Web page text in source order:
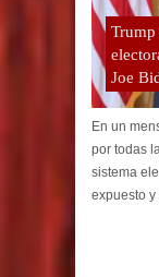
Trump
Joe
En un
por todas
sistema
expuesto